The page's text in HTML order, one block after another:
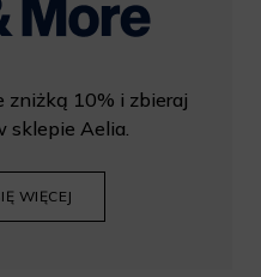
zniżką 10% i zbieraj
sklepie Aelia.
WIĘCEJ